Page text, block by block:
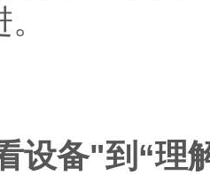
设备"到“理